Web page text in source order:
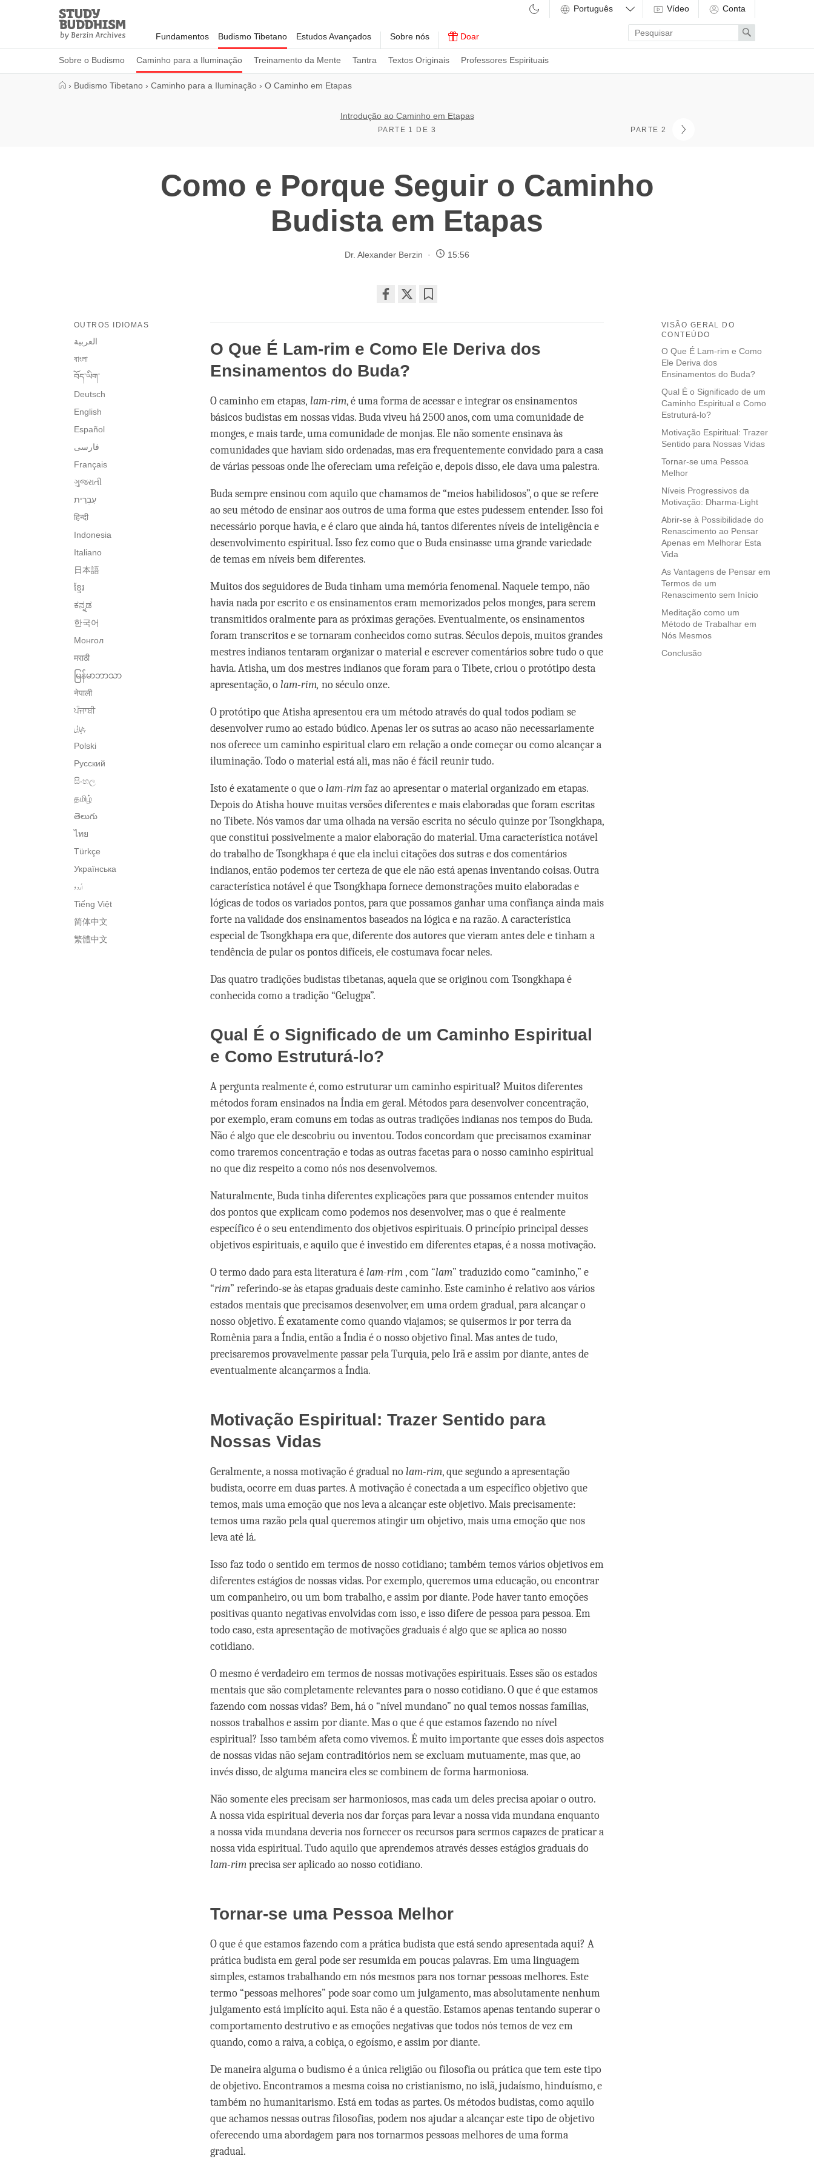
Study
Buddhism
Home
Fundamentos Budismo Tibetano
Sobre o Budismo Caminho para a Iluminação Treinamento da Mente Tantra Textos Originais Professores Espirituais
Estudos Avançados Sobre nós Doar
Vídeo Conta
Enter
search
term
Search
› Budismo Tibetano › Caminho para a Iluminação › O Caminho em Etapas
Introdução ao Caminho em Etapas
PARTE 1 DE 3 PARTE 2
Como e Porque Seguir o Caminho
Budista em Etapas
Dr. Alexander Berzin 15:56
on
facebook
VISÃO GERAL DO
CONTEÚDO
O Que É Lam-rim e Como
Ele Deriva dos
Ensinamentos do Buda?
Qual É o Significado de um
Caminho Espiritual e Como
Estruturá-lo?
Motivação Espiritual: Trazer
Sentido para Nossas Vidas
Tornar-se uma Pessoa
Melhor
Níveis Progressivos da
Motivação: Dharma-Light
Abrir-se à Possibilidade do
Renascimento ao Pensar
Apenas em Melhorar Esta
Vida
As Vantagens de Pensar em
Termos de um
Renascimento sem Início
Meditação como um
Método de Trabalhar em
Nós Mesmos
Conclusão
OUTROS IDIOMAS
العربية
বাংলা
བོད་ཡིག་
Deutsch
English
Español
فارسی
Français
ગુજરાતી
हिन्दी
Indonesia
Italiano
日本語
ខ្មែរ
ಕನ್ನಡ
한국어
Монгол
मराठी
မြန်မာဘာသာ
नेपाली
ਪੰਜਾਬੀ
پنجابی
Polski
Русский
සිංහල
தமிழ்
తెలుగు
ไทย
Türkçe
Українська
اُردو
Tiếng Việt
简体中文
繁體中文
O Que É Lam-rim e Como Ele Deriva dos
Ensinamentos do Buda?
O caminho em etapas, lam-rim, é uma forma de acessar e integrar os ensinamentos
básicos budistas em nossas vidas. Buda viveu há 2500 anos, com uma comunidade de
monges, e mais tarde, uma comunidade de monjas. Ele não somente ensinava às
comunidades que haviam sido ordenadas, mas era frequentemente convidado para a casa
de várias pessoas onde lhe ofereciam uma refeição e, depois disso, ele dava uma palestra.
Buda sempre ensinou com aquilo que chamamos de “meios habilidosos”, o que se refere
ao seu método de ensinar aos outros de uma forma que estes pudessem entender. Isso foi
necessário porque havia, e é claro que ainda há, tantos diferentes níveis de inteligência e
desenvolvimento espiritual. Isso fez como que o Buda ensinasse uma grande variedade
de temas em níveis bem diferentes.
Muitos dos seguidores de Buda tinham uma memória fenomenal. Naquele tempo, não
havia nada por escrito e os ensinamentos eram memorizados pelos monges, para serem
transmitidos oralmente para as próximas gerações. Eventualmente, os ensinamentos
foram transcritos e se tornaram conhecidos como sutras. Séculos depois, muitos grandes
mestres indianos tentaram organizar o material e escrever comentários sobre tudo o que
havia. Atisha, um dos mestres indianos que foram para o Tibete, criou o protótipo desta
apresentação, o lam-rim, no século onze.
O protótipo que Atisha apresentou era um método através do qual todos podiam se
desenvolver rumo ao estado búdico. Apenas ler os sutras ao acaso não necessariamente
nos oferece um caminho espiritual claro em relação a onde começar ou como alcançar a
iluminação. Todo o material está ali, mas não é fácil reunir tudo.
Isto é exatamente o que o lam-rimfaz ao apresentar o material organizado em etapas.
Depois do Atisha houve muitas versões diferentes e mais elaboradas que foram escritas
no Tibete. Nós vamos dar uma olhada na versão escrita no século quinze por Tsongkhapa,
que constitui possivelmente a maior elaboração do material. Uma característica notável
do trabalho de Tsongkhapa é que ela inclui citações dos sutras e dos comentários
indianos, então podemos ter certeza de que ele não está apenas inventando coisas. Outra
característica notável é que Tsongkhapa fornece demonstrações muito elaboradas e
lógicas de todos os variados pontos, para que possamos ganhar uma confiança ainda mais
forte na validade dos ensinamentos baseados na lógica e na razão. A característica
especial de Tsongkhapa era que, diferente dos autores que vieram antes dele e tinham a
tendência de pular os pontos difíceis, ele costumava focar neles.
Das quatro tradições budistas tibetanas, aquela que se originou com Tsongkhapa é
conhecida como a tradição “Gelugpa”.
Qual É o Significado de um Caminho Espiritual
e Como Estruturá-lo?
A pergunta realmente é, como estruturar um caminho espiritual? Muitos diferentes
métodos foram ensinados na Índia em geral. Métodos para desenvolver concentração,
por exemplo, eram comuns em todas as outras tradições indianas nos tempos do Buda.
Não é algo que ele descobriu ou inventou. Todos concordam que precisamos examinar
como traremos concentração e todas as outras facetas para o nosso caminho espiritual
no que diz respeito a como nós nos desenvolvemos.
Naturalmente, Buda tinha diferentes explicações para que possamos entender muitos
dos pontos que explicam como podemos nos desenvolver, mas o que é realmente
específico é o seu entendimento dos objetivos espirituais. O princípio principal desses
objetivos espirituais, e aquilo que é investido em diferentes etapas, é a nossa motivação.
O termo dado para esta literatura é lam-rim, com “lam” traduzido como “caminho,” e
“rim” referindo-se às etapas graduais deste caminho. Este caminho é relativo aos vários
estados mentais que precisamos desenvolver, em uma ordem gradual, para alcançar o
nosso objetivo. É exatamente como quando viajamos; se quisermos ir por terra da
Romênia para a Índia, então a Índia é o nosso objetivo final. Mas antes de tudo,
precisaremos provavelmente passar pela Turquia, pelo Irã e assim por diante, antes de
eventualmente alcançarmos a Índia.
Motivação Espiritual: Trazer Sentido para
Nossas Vidas
Geralmente, a nossa motivação é gradual no lam-rim, que segundo a apresentação
budista, ocorre em duas partes. A motivação é conectada a um específico objetivo que
temos, mais uma emoção que nos leva a alcançar este objetivo. Mais precisamente:
temos uma razão pela qual queremos atingir um objetivo, mais uma emoção que nos
leva até lá.
Isso faz todo o sentido em termos de nosso cotidiano; também temos vários objetivos em
diferentes estágios de nossas vidas. Por exemplo, queremos uma educação, ou encontrar
um companheiro, ou um bom trabalho, e assim por diante. Pode haver tanto emoções
positivas quanto negativas envolvidas com isso, e isso difere de pessoa para pessoa. Em
todo caso, esta apresentação de motivações graduais é algo que se aplica ao nosso
cotidiano.
O mesmo é verdadeiro em termos de nossas motivações espirituais. Esses são os estados
mentais que são completamente relevantes para o nosso cotidiano. O que é que estamos
fazendo com nossas vidas? Bem, há o “nível mundano” no qual temos nossas famílias,
nossos trabalhos e assim por diante. Mas o que é que estamos fazendo no nível
espiritual? Isso também afeta como vivemos. É muito importante que esses dois aspectos
de nossas vidas não sejam contraditórios nem se excluam mutuamente, mas que, ao
invés disso, de alguma maneira eles se combinem de forma harmoniosa.
Não somente eles precisam ser harmoniosos, mas cada um deles precisa apoiar o outro.
A nossa vida espiritual deveria nos dar forças para levar a nossa vida mundana enquanto
a nossa vida mundana deveria nos fornecer os recursos para sermos capazes de praticar a
nossa vida espiritual. Tudo aquilo que aprendemos através desses estágios graduais do
lam-rimprecisa ser aplicado ao nosso cotidiano.
Tornar-se uma Pessoa Melhor
O que é que estamos fazendo com a prática budista que está sendo apresentada aqui? A
prática budista em geral pode ser resumida em poucas palavras. Em uma linguagem
simples, estamos trabalhando em nós mesmos para nos tornar pessoas melhores. Este
termo “pessoas melhores” pode soar como um julgamento, mas absolutamente nenhum
julgamento está implícito aqui. Esta não é a questão. Estamos apenas tentando superar o
comportamento destrutivo e as emoções negativas que todos nós temos de vez em
quando, como a raiva, a cobiça, o egoísmo, e assim por diante.
De maneira alguma o budismo é a única religião ou filosofia ou prática que tem este tipo
de objetivo. Encontramos a mesma coisa no cristianismo, no islã, judaísmo, hinduísmo, e
também no humanitarismo. Está em todas as partes. Os métodos budistas, como aquilo
que achamos nessas outras filosofias, podem nos ajudar a alcançar este tipo de objetivo
oferecendo uma abordagem para nos tornarmos pessoas melhores de uma forma
gradual.